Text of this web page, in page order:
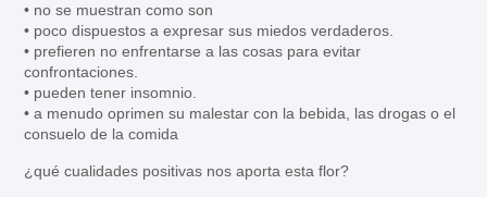
• no se muestran como son
• poco dispuestos a expresar sus miedos verdaderos.
• prefieren no enfrentarse a las cosas para evitar
confrontaciones.
• pueden tener insomnio.
• a menudo oprimen su malestar con la bebida, las drogas o el
consuelo de la comida
¿qué cualidades positivas nos aporta esta flor?